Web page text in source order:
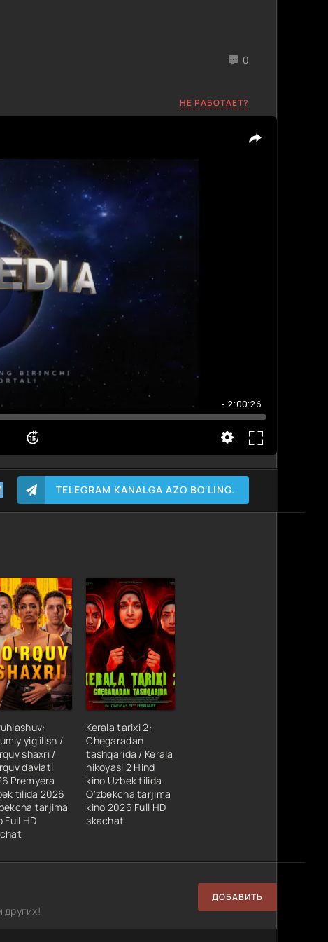
0
НЕ РАБОТАЕТ?
- 2:00:26
TELEGRAM KANALGA AZO BO'LING.
yig‘ilish /
shaxri /
davlati
Premyera
tilida 2026
tarjima
Full HD
Kerala tarixi 2:
Chegaradan
tashqarida / Kerala
hikoyasi 2 Hind
kino Uzbek tilida
O'zbekcha tarjima
kino 2026 Full HD
skachat
ДОБАВИТЬ